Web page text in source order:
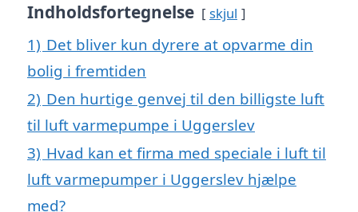
Indholdsfortegnelse skjul
1) Det bliver kun dyrere at opvarme din
bolig i fremtiden
2) Den hurtige genvej til den billigste luft
til luft varmepumpe i Uggerslev
3) Hvad kan et firma med speciale i luft til
luft varmepumper i Uggerslev hjælpe
med?